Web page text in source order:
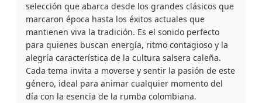
selección que abarca desde los grandes clásicos que
marcaron época hasta los éxitos actuales que
mantienen viva la tradición. Es el sonido perfecto
para quienes buscan energía, ritmo contagioso y la
alegría característica de la cultura salsera caleña.
Cada tema invita a moverse y sentir la pasión de este
género, ideal para animar cualquier momento del
día con la esencia de la rumba colombiana.